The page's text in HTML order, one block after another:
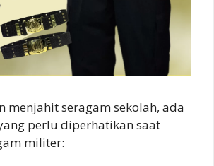
menjahit seragam sekolah, ada
perlu diperhatikan saat
militer: